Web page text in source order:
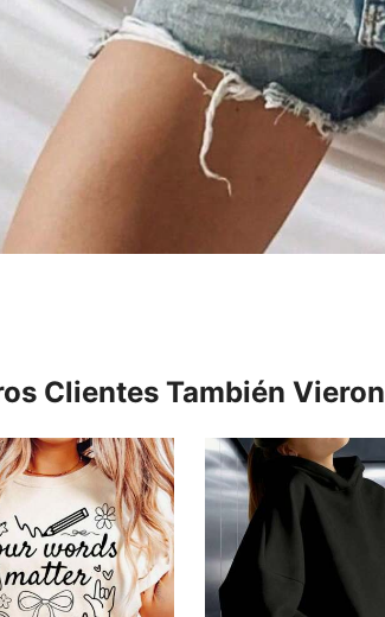
Clientes También Vieron